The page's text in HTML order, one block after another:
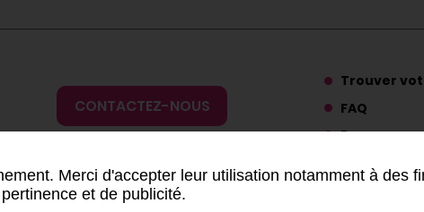
Merci d'accepter leur utilisation notamment à des
et de publicité.
CONTACTEZ-NOUS
Trouver
FAQ
Ressources